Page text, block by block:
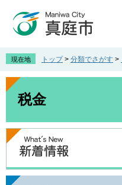
先
す
を
し
文
へ
現在地 トップ > 分類でさがす >
本
税金